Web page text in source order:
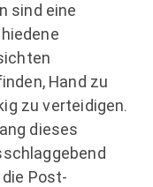
sind eine
Hand zu
zu verteidigen.
dieses
Post-